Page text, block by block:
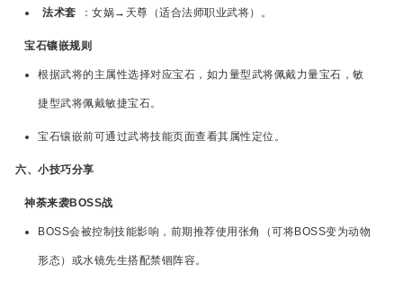
法术套 ：女娲→天尊（适合法师职业武将）。
宝石镶嵌规则
根据武将的主属性选择对应宝石，如力量型武将佩戴力量宝石，敏
捷型武将佩戴敏捷宝石。
宝石镶嵌前可通过武将技能页面查看其属性定位。
六、小技巧分享
神荼来袭BOSS战
BOSS会被控制技能影响，前期推荐使用张角（可将BOSS变为动物
形态）或水镜先生搭配禁锢阵容。